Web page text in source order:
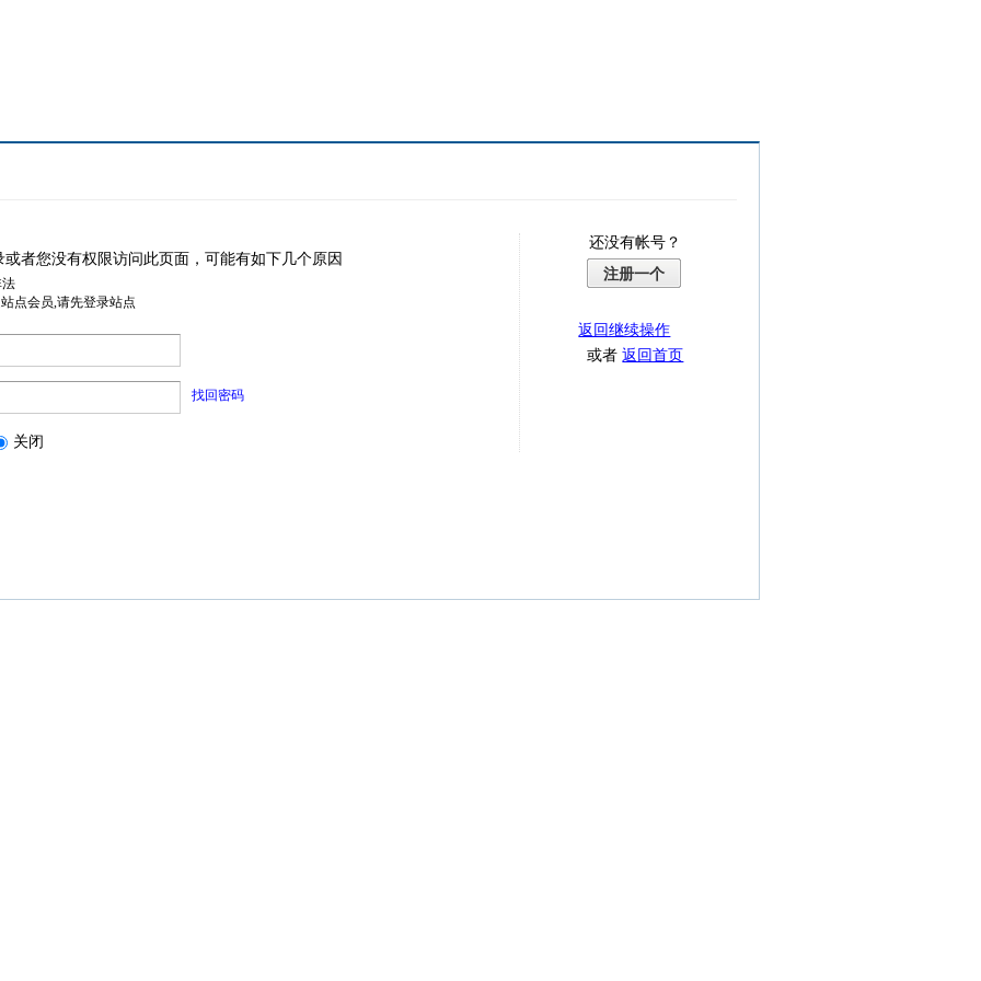
或者您没有权限访问此页面，可能有如下几个原因
点会员,请先登录站点
找回密码
关闭
还没有帐号？
注册一个
返回继续操作
或者返回首页